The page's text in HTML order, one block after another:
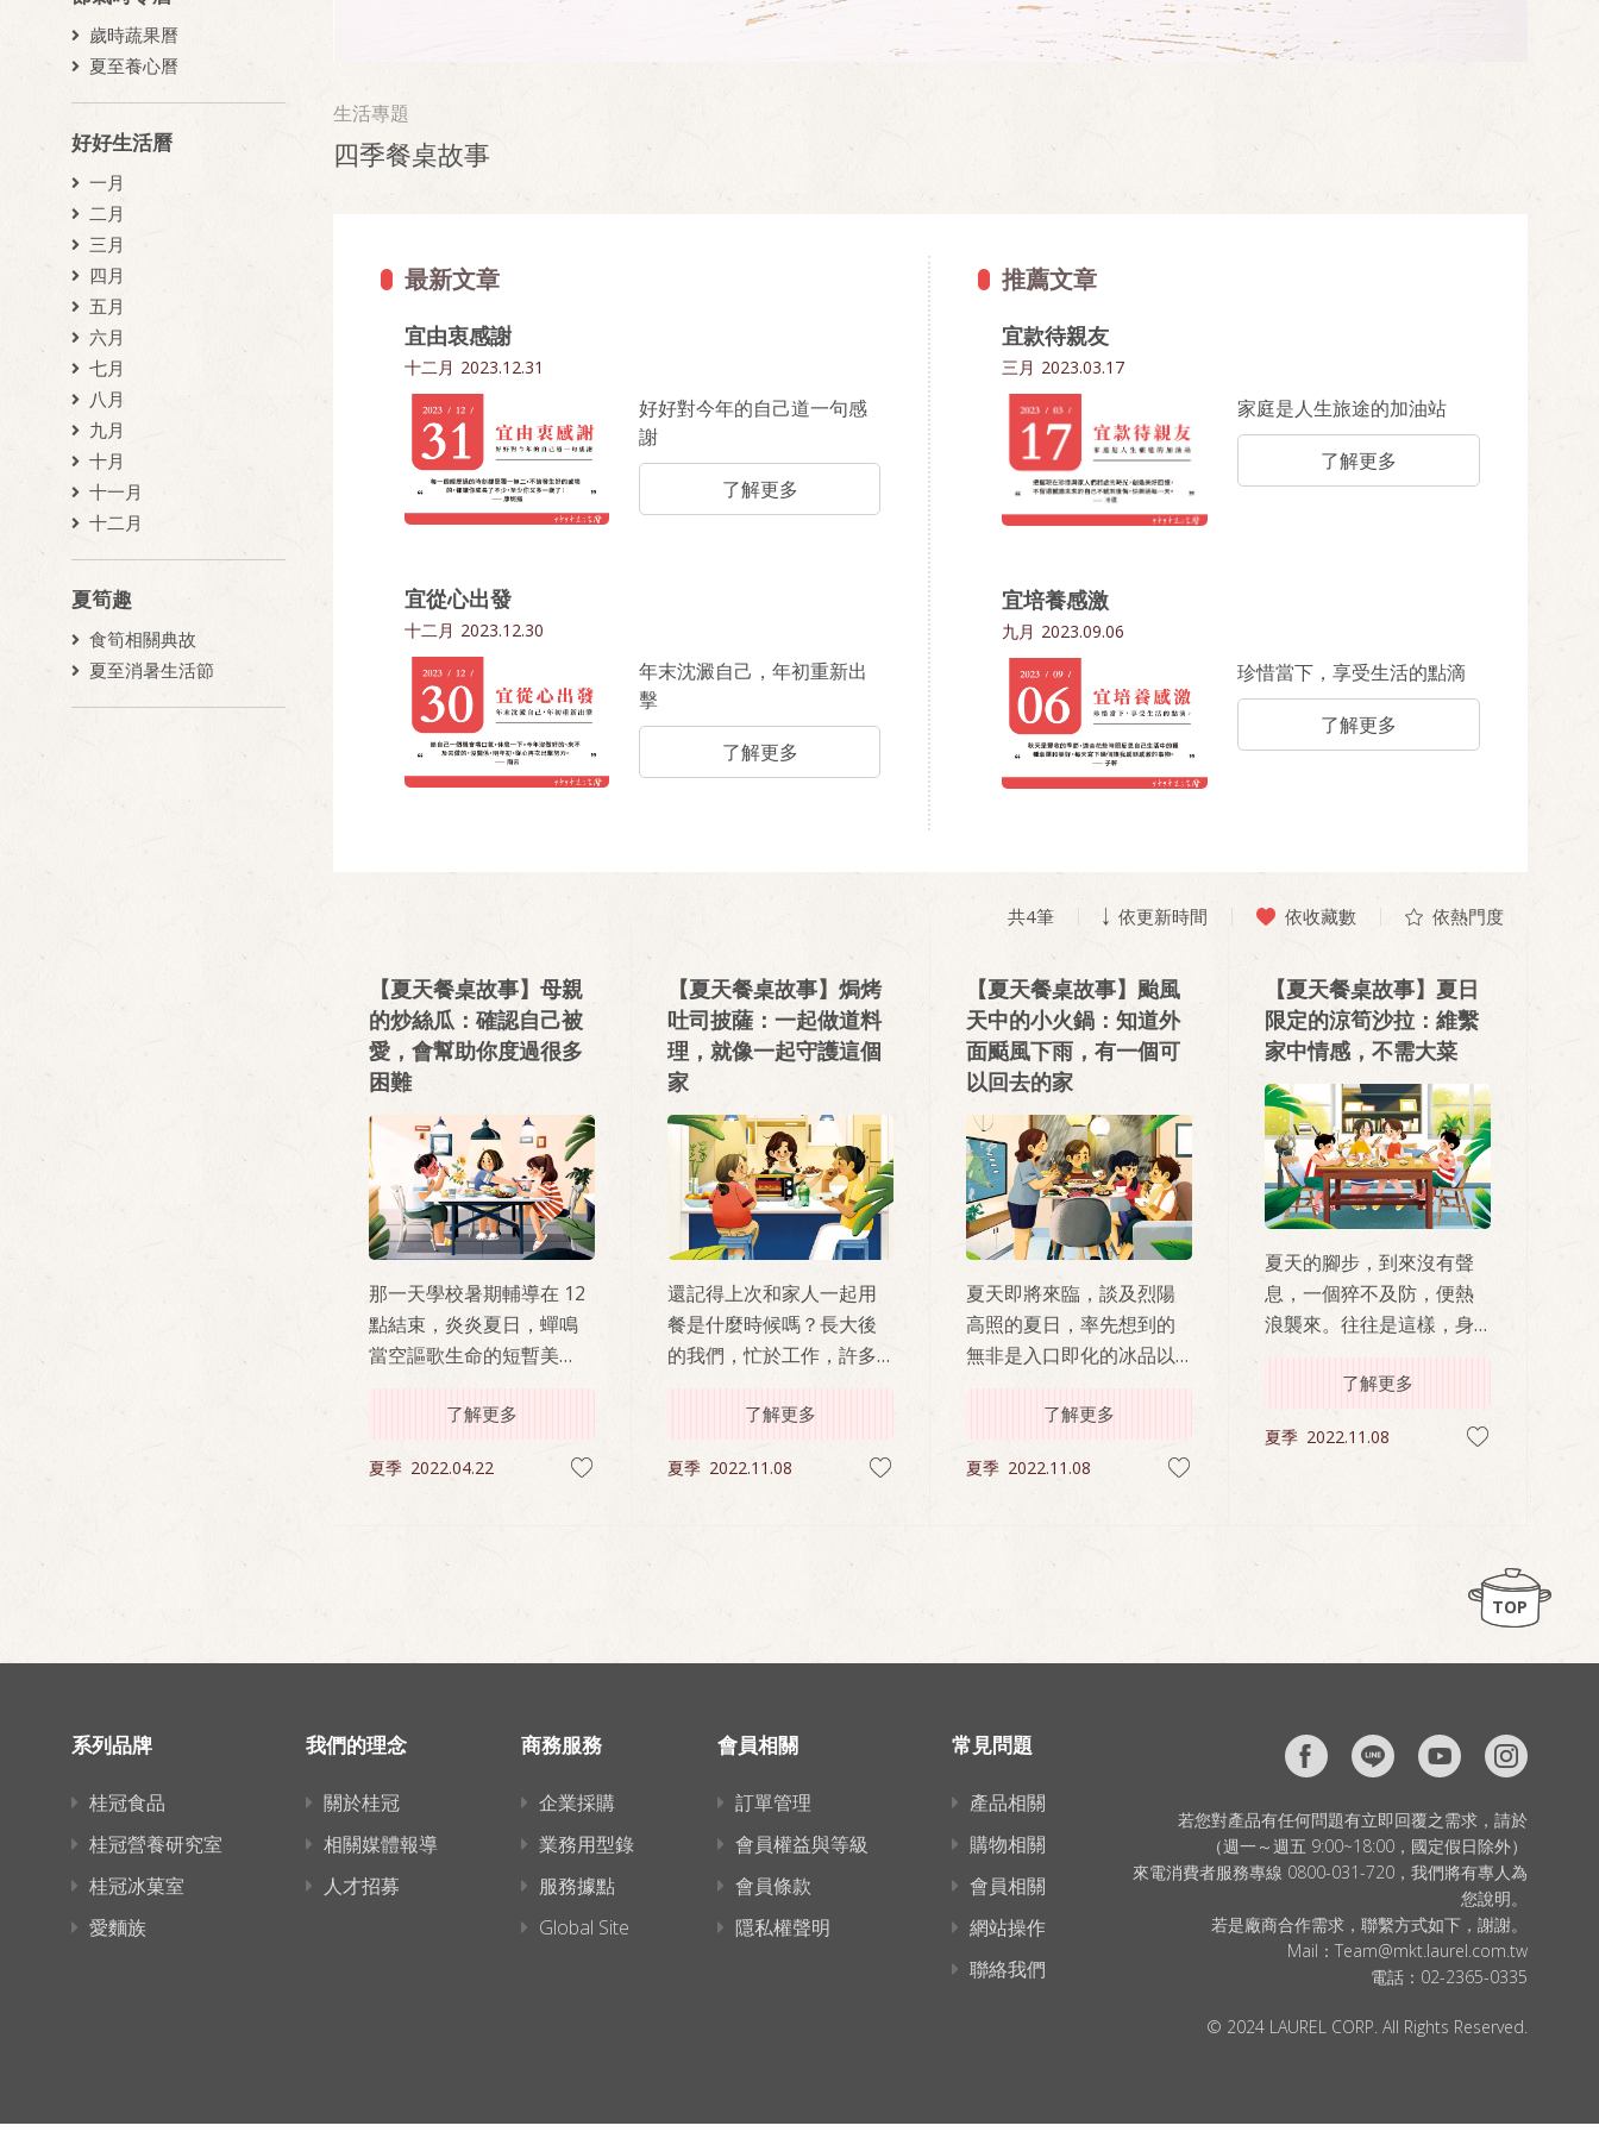
歲時蔬果曆
夏至養心曆
好好生活曆
一月
二月
三月
四月
五月
六月
七月
八月
九月
十月
十一月
十二月
夏筍趣
食筍相關典故
夏至消暑生活節
生活專題
四季餐桌故事
最新文章
宜由衷感謝
十二月 2023.12.31
好好對今年的自己道一句感
謝
了解更多
宜從心出發
十二月 2023.12.30
年末沈澱自己，年初重新出
擊
了解更多
推薦文章
宜款待親友
三月 2023.03.17
家庭是人生旅途的加油站
了解更多
宜培養感激
九月 2023.09.06
珍惜當下，享受生活的點滴
了解更多
共4筆 依更新時間 依收藏數 依熱門度
【夏天餐桌故事】母親
的炒絲瓜：確認自己被
愛，會幫助你度過很多
困難
那一天學校暑期輔導在 12
點結束，炎炎夏日，蟬鳴
當空謳歌生命的短暫美
好。我站在學校周邊人行
道的樹蔭下，一邊思量著
回家後如何準備升學考
試，一邊壓抑內心對於未
重大抉擇。
了解更多
夏季 2022.04.22
【夏天餐桌故事】焗烤
吐司披薩：一起做道料
理，就像一起守護這個
家
還記得上次和家人一起用
餐是什麼時候嗎？長大後
的我們，忙於工作，許多
人長期居於外地，漸漸忘
記了家的模樣。回憶裡依
稀浮現童年和家人一起用
餐的歡笑聲，卻不忍深刻
了解更多
夏季 2022.11.08
【夏天餐桌故事】颱風
天中的小火鍋：知道外
面颳風下雨，有一個可
以回去的家
夏天即將來臨，談及烈陽
高照的夏日，率先想到的
無非是入口即化的冰品以
及消暑的沁涼海水。然而
伴隨著暑氣，颱風也接連
來訪，雖然掃了出遊的興
致，卻也在酷熱的季節帶
了解更多
夏季 2022.11.08
【夏天餐桌故事】夏日
限定的涼筍沙拉：維繫
家中情感，不需大菜
夏天的腳步，到來沒有聲
息，一個猝不及防，便熱
浪襲來。往往是這樣，身
體比你更早察覺，急著冒
汗。這時候，就要吃涼筍
沙拉，排毒解熱，太經典
的選擇，熱到毫無胃口的
了解更多
夏季 2022.11.08
TOP
系列品牌
桂冠食品
桂冠營養研究室
桂冠冰菓室
愛麵族
我們的理念
關於桂冠
相關媒體報導
人才招募
商務服務
企業採購
業務用型錄
服務據點
Global Site
會員相關
訂單管理
會員權益與等級
會員條款
隱私權聲明
常見問題
產品相關
購物相關
會員相關
網站操作
聯絡我們
若您對產品有任何問題有立即回覆之需求，請於
（週一～週五 9:00~18:00，國定假日除外）
來電消費者服務專線 0800-031-720，我們將有專人為
您說明。
若是廠商合作需求，聯繫方式如下，謝謝。
Mail： Team@mkt.laurel.com.tw
電話： 02-2365-0335
© 2024 LAUREL CORP. All Rights Reserved.